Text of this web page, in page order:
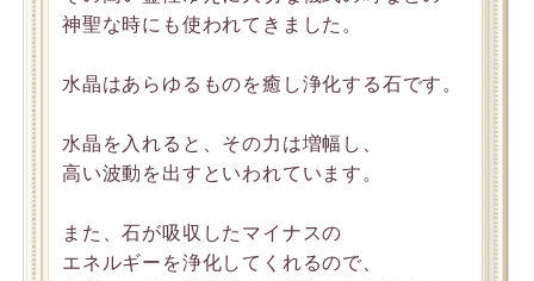
神聖な時にも使われてきました。
水晶はあらゆるものを癒し浄化する石です。
水晶を入れると、その力は増幅し、
高い波動を出すといわれています。
また、石が吸収したマイナスの
エネルギーを浄化してくれるので、